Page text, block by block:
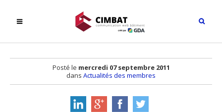
Posté le mercredi 07 septembre 2011
dans Actualités des membres